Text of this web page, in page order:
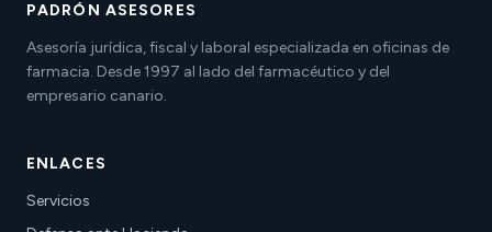
PADRÓN ASESORES
Asesoría jurídica, fiscal y laboral especializada en oficinas de
farmacia. Desde 1997 al lado del farmacéutico y del
empresario canario.
ENLACES
Servicios